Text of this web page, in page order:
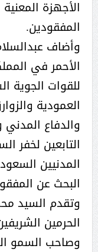
الأجهزة
المفقودين.
​وأضاف
الأحمر في
للقوات الجوية
العمودية
والدفاع
التابعين لخفر
المدنيين
البحث عن
وتقدم السيد
الحرمين
وصاحب السمو